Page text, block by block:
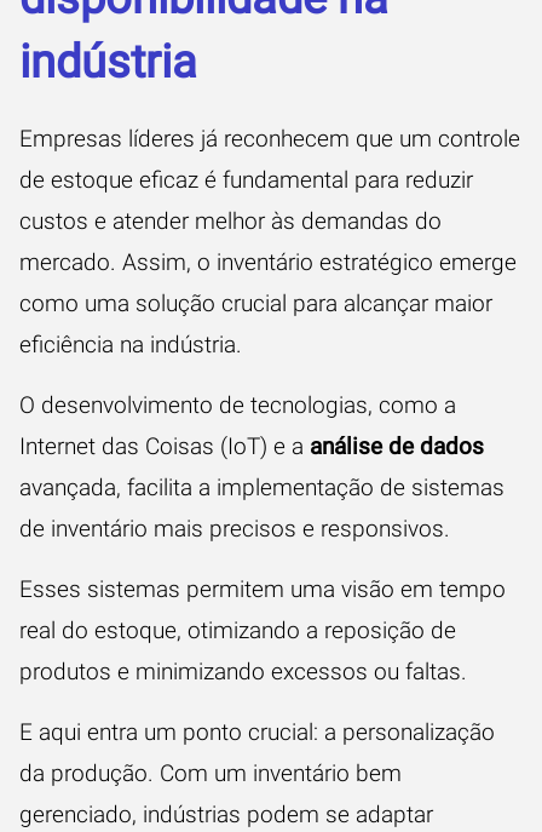
indústria
Empresas líderes já reconhecem que um controle
de estoque eficaz é fundamental para reduzir
custos e atender melhor às demandas do
mercado. Assim, o inventário estratégico emerge
como uma solução crucial para alcançar maior
eficiência na indústria.
O desenvolvimento de tecnologias, como a
Internet das Coisas (IoT) e a análise de dados
avançada, facilita a implementação de sistemas
de inventário mais precisos e responsivos.
Esses sistemas permitem uma visão em tempo
real do estoque, otimizando a reposição de
produtos e minimizando excessos ou faltas.
E aqui entra um ponto crucial: a personalização
da produção. Com um inventário bem
gerenciado, indústrias podem se adaptar